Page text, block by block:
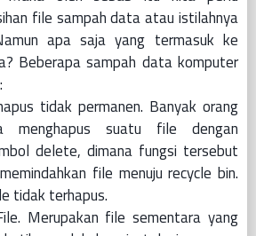
file sampah data atau istilahnya
apa saja yang termasuk ke
Beberapa sampah data komputer
tidak permanen. Banyak orang
menghapus suatu file dengan
delete, dimana fungsi tersebut
file menuju recycle bin.
tidak terhapus.
Merupakan file sementara yang